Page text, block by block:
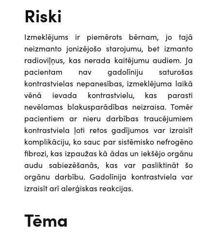
Riski
Izmeklējums ir piemērots bērnam, jo tajā
neizmanto jonizējošo starojumu, bet izmanto
radioviļņus, kas nerada kaitējumu audiem. Ja
pacientam nav gadolīniju saturošas
kontrastvielas nepanesības, izmeklējuma laikā
vēnā ievada kontrastvielu, kas parasti
nevēlamas blakusparādības neizraisa. Tomēr
pacientiem ar nieru darbības traucējumiem
kontrastviela ļoti retos gadījumos var izraisīt
komplikāciju, ko sauc par sistēmisko nefrogēno
fibrozi, kas izpaužas kā ādas un iekšējo orgānu
audu sabiezēšanās, kas var pasliktināt šo
orgānu darbību. Gadolīnija kontrastviela var
izraisīt arī alerģiskas reakcijas.
Tēma